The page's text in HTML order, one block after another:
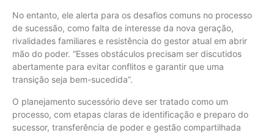
No entanto, ele alerta para os desafios comuns no processo
de sucessão, como falta de interesse da nova geração,
rivalidades familiares e resistência do gestor atual em abrir
mão do poder. “Esses obstáculos precisam ser discutidos
abertamente para evitar conflitos e garantir que uma
transição seja bem-sucedida”.
O planejamento sucessório deve ser tratado como um
processo, com etapas claras de identificação e preparo do
sucessor, transferência de poder e gestão compartilhada